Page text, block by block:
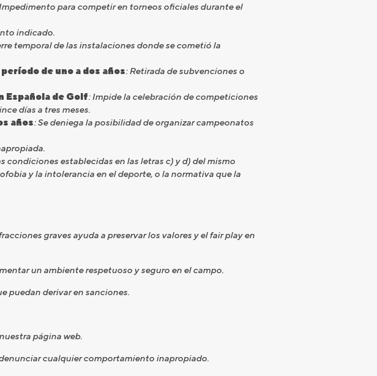
para competir en torneos oficiales durante el
indicado.
temporal de las instalaciones donde se cometió la
de uno a dos años: Retirada de subvenciones o
Española de Golf: Impide la celebración de competiciones
días a tres meses.
años: Se deniega la posibilidad de organizar campeonatos
condiciones establecidas en las letras c) y d) del mismo
y la intolerancia en el deporte, o la normativa que la
graves ayuda a preservar los valores y el fair play en
un ambiente respetuoso y seguro en el campo.
puedan derivar en sanciones.
página web.
cualquier comportamiento inapropiado.